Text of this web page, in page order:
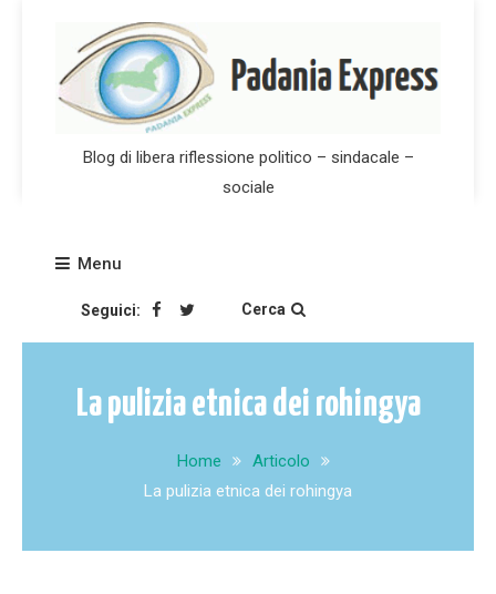
Blog di libera riflessione politico – sindacale –
sociale
Menu
Seguici: Cerca
La pulizia etnica dei rohingya
Home
Articolo
La pulizia etnica dei rohingya